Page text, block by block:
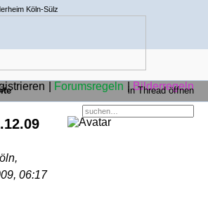
Köln-Sülz
Forumsregeln Bilderregeln
in Thread öffnen
,
06:17